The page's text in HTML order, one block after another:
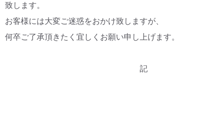
致します。
お客様には大変ご迷惑をおかけ致しますが、
何卒ご了承頂きたく宜しくお願い申し上げます。
記